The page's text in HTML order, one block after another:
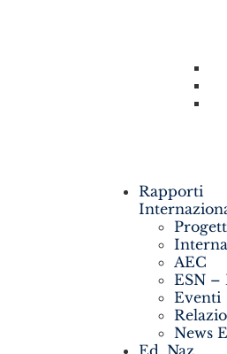
Rapporti
AEC
ESN –
Eventi
News
Ed. Naz.